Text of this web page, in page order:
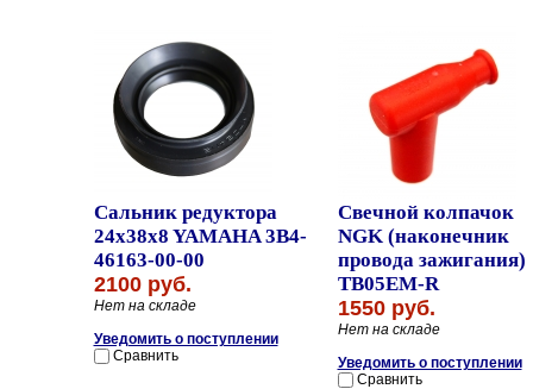
Сальник редуктора
24x38x8 YAMAHA 3B4-
46163-00-00
2100 руб.
Нет на складе
Уведомить о поступлении
Сравнить
Свечной колпачок
NGK (наконечник
провода зажигания)
TB05EM-R
1550 руб.
Нет на складе
Уведомить о поступлении
Сравнить